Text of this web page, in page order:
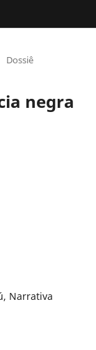
Dossiê
negra
Narrativa